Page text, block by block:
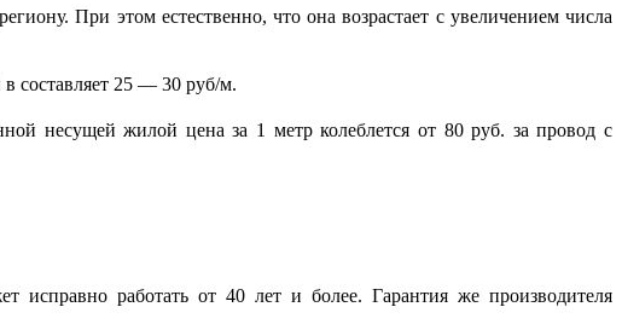
При этом естественно, что она возрастает с увеличением числа
составляет 25 — 30 руб/м.
несущей жилой цена за 1 метр колеблется от 80 руб. за провод с
работать от 40 лет и более. Гарантия же производителя